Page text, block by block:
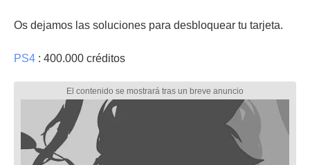
Os dejamos las soluciones para desbloquear tu tarjeta.
PS4 : 400.000 créditos